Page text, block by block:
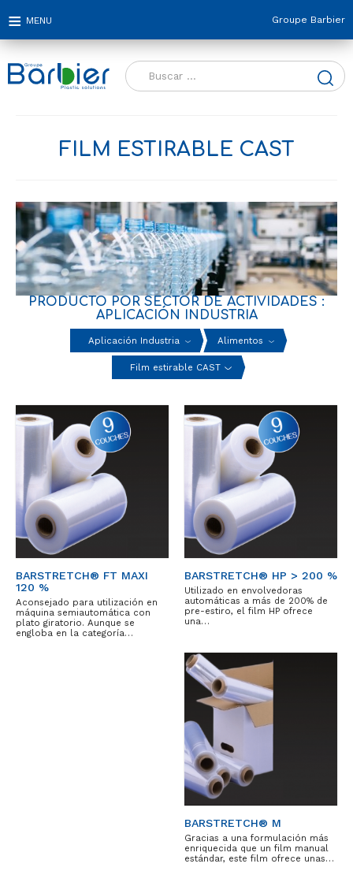
Groupe Barbier
Buscar:
FILM ESTIRABLE CAST
PRODUCTO POR SECTOR DE ACTIVIDADES :
APLICACIÓN INDUSTRIA
Aplicación Industria Alimentos
Film estirable CAST
BARSTRETCH® FT MAXI
120 %
Aconsejado para utilización en
máquina semiautomática con
plato giratorio. Aunque se
engloba en la categoría…
BARSTRETCH® HP > 200 %
Utilizado en envolvedoras
automáticas a más de 200% de
pre-estiro, el film HP ofrece
una…
BARSTRETCH® M
Gracias a una formulación más
enriquecida que un film manual
estándar, este film ofrece unas…